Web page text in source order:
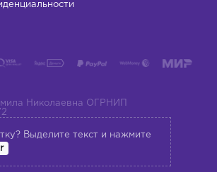
Николаевна ОГРНИП
Выделите текст и нажмите